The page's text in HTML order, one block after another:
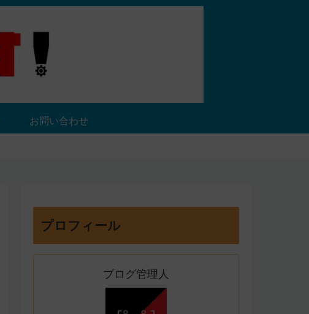
お問い合わせ
プロフィール
ブログ管理人